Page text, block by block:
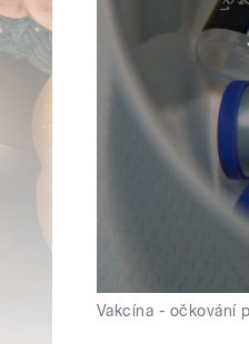
Vakcína - očkování